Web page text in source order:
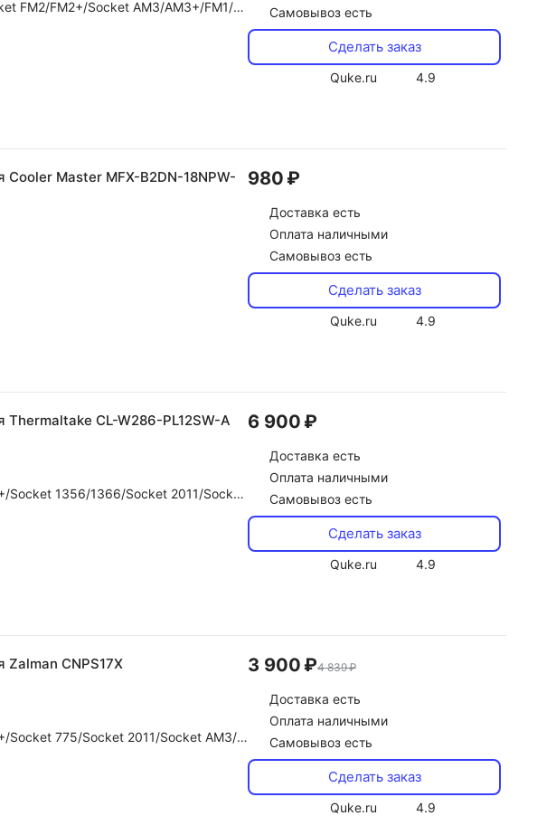
FM2+/Socket AM3/AM3+/FM1/Socket AM2/AM2+
Самовывоз есть
Сделать заказ
Quke.ru 4.9
Master MFX-B2DN-18NPW-
980 ₽
Доставка есть
Оплата наличными
Самовывоз есть
Сделать заказ
Quke.ru 4.9
CL-W286-PL12SW-A
775/Socket 478/Socket AM3/AM3+/FM1/Socket A(462)/370/Socket AM2/AM2+/Socket 1150/1155/1156
6 900 ₽
Доставка есть
Оплата наличными
Самовывоз есть
Сделать заказ
Quke.ru 4.9
CNPS17X
Socket AM3/AM3+/FM1/Socket A(462)/370/Socket AM2/AM2+/Socket 1150/1155/1156
3 900 ₽4 839 ₽
Доставка есть
Оплата наличными
Самовывоз есть
Сделать заказ
Quke.ru 4.9